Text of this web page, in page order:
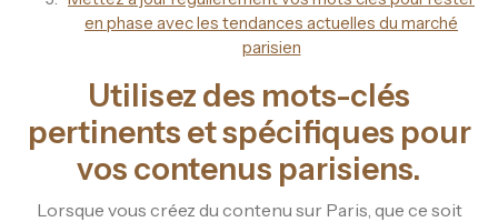
en phase avec les tendances actuelles du marché
parisien
Utilisez des mots-clés
pertinents et spécifiques pour
vos contenus parisiens.
Lorsque vous créez du contenu sur Paris, que ce soit